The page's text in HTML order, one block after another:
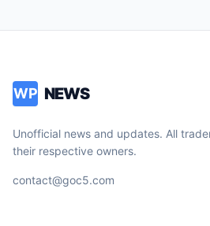
WP NEWS
Unofficial news and updates. All
their respective owners.
contact@goc5.com